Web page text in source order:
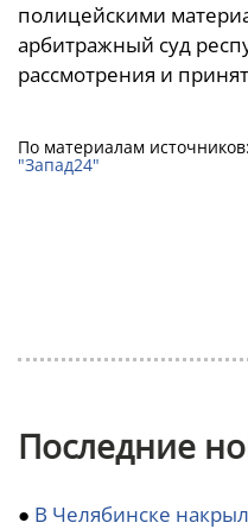
полицейскими
арбитражный суд
рассмотрения и
По материалам источников:
"Запад24"
Последние
● В Челябинске